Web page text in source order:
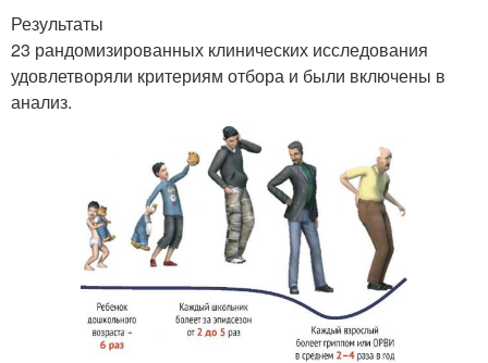
Результаты
23 рандомизированных клинических исследования
удовлетворяли критериям отбора и были включены в
анализ.